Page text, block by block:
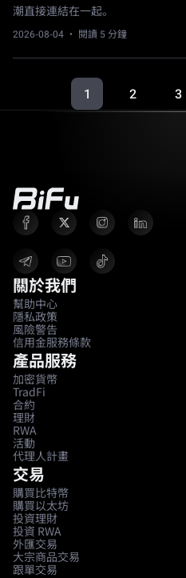
潮直接連結在一起。
2026-08-04 · 閱讀 5 分鐘
1 2 3
關於我們
幫助中心
隱私政策
風險警告
信用金服務條款
產品服務
加密貨幣
TradFi
合約
理財
RWA
活動
代理人計畫
交易
購買比特幣
購買以太坊
投資理財
投資 RWA
外匯交易
大宗商品交易
跟單交易